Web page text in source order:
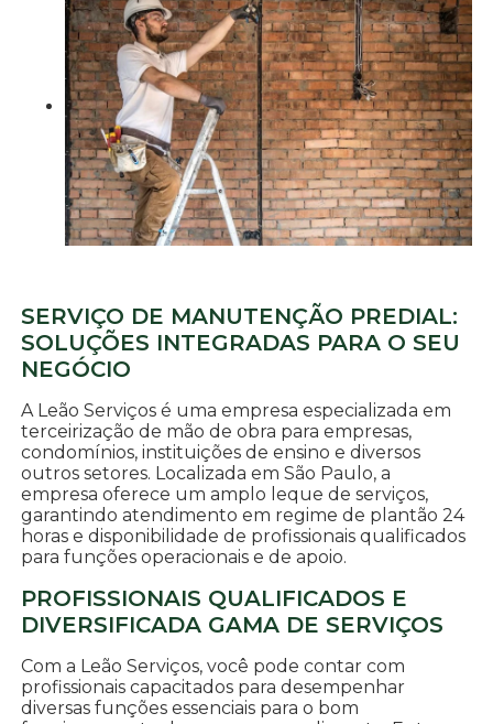
SERVIÇO DE MANUTENÇÃO PREDIAL:
SOLUÇÕES INTEGRADAS PARA O SEU
NEGÓCIO
A Leão Serviços é uma empresa especializada em
terceirização de mão de obra para empresas,
condomínios, instituições de ensino e diversos
outros setores. Localizada em São Paulo, a
empresa oferece um amplo leque de serviços,
garantindo atendimento em regime de plantão 24
horas e disponibilidade de profissionais qualificados
para funções operacionais e de apoio.
PROFISSIONAIS QUALIFICADOS E
DIVERSIFICADA GAMA DE SERVIÇOS
Com a Leão Serviços, você pode contar com
profissionais capacitados para desempenhar
diversas funções essenciais para o bom